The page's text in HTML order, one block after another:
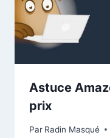
Astuce
prix
Par Radin Masqué